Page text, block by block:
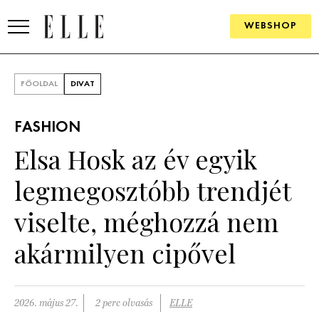
WEBSHOP
SZÉPSÉG
KULTÚRA
PSZICHÉ
PÁRKAPCSOLAT
FŐOLDAL DIVAT
FASHION
Elsa Hosk az év egyik
legmegosztóbb trendjét
viselte, méghozzá nem
akármilyen cipővel
2026. május 27. 2 perc olvasás ELLE